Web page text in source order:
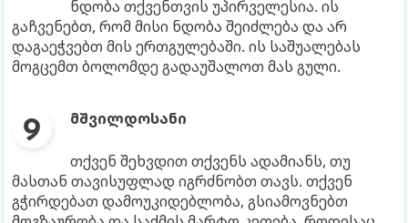
ნდობა თქვენთვის უპირველესია. ის
გაჩვენებთ, რომ მისი ნდობა შეიძლება და არ
დაგაეჭვებთ მის ერთგულებაში. ის საშუალებას
მოგცემთ ბოლომდე გადაუშალოთ მას გული.
მშვილდოსანი
თქვენ შეხვდით თქვენს ადამიანს, თუ
მასთან თავისუფლად იგრძნობთ თავს. თქვენ
გჭირდებათ დამოუკიდებლობა, გსიამოვნებთ